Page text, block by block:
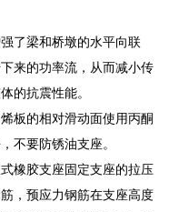
了梁和桥墩的水平向联
来的功率流，从而减小传
的抗震性能。
板的相对滑动面使用丙酮
不要防锈油支座。
橡胶支座固定支座的拉压
，预应力钢筋在支座高度